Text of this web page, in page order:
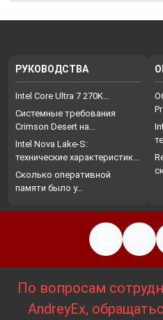
РУКОВОДСТВА
Intel Core Ultra 7 270K…
Системные требования
Crimson Desert на…
Intel Nova Lake-S:
технические характеристики,
…
Сколько оперативной
памяти было у…
…
По вопросам
AndreyEx,